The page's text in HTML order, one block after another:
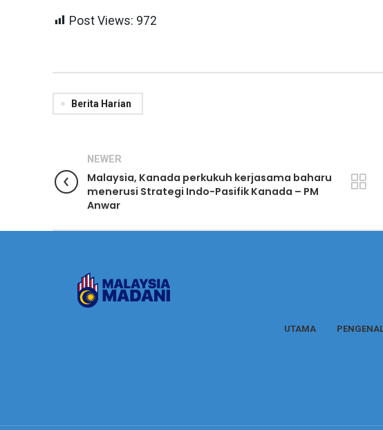
Post Views: 972
Berita Harian
NEWER
Malaysia, Kanada perkukuh kerjasama baharu
menerusi Strategi Indo-Pasifik Kanada – PM
Anwar
UTAMA